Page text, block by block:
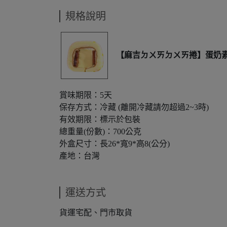
規格說明
【麻吉ㄉㄨㄞㄉㄨㄞ捲】蛋奶
賞味期限：5天
保存方式：冷藏 (離開冷藏請勿超過2~3時)
有效期限：標示於包裝
總重量(份數)：700公克
外盒尺寸：長26*寬9*高8(公分)
產地：台灣
運送方式
貨運宅配、門市取貨